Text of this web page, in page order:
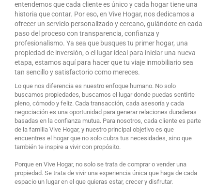
entendemos que cada cliente es único y cada hogar tiene una
historia que contar. Por eso, en Vive Hogar, nos dedicamos a
ofrecer un servicio personalizado y cercano, guiándote en cada
paso del proceso con transparencia, confianza y
profesionalismo. Ya sea que busques tu primer hogar, una
propiedad de inversión, o el lugar ideal para iniciar una nueva
etapa, estamos aquí para hacer que tu viaje inmobiliario sea
tan sencillo y satisfactorio como mereces.
Lo que nos diferencia es nuestro enfoque humano. No solo
buscamos propiedades, buscamos el lugar donde puedas sentirte
pleno, cómodo y feliz. Cada transacción, cada asesoría y cada
negociación es una oportunidad para generar relaciones duraderas
basadas en la confianza mutua. Para nosotros, cada cliente es parte
de la familia Vive Hogar, y nuestro principal objetivo es que
encuentres el hogar que no solo cubra tus necesidades, sino que
también te inspire a vivir con propósito.
Porque en Vive Hogar, no solo se trata de comprar o vender una
propiedad. Se trata de vivir una experiencia única que haga de cada
espacio un lugar en el que quieras estar, crecer y disfrutar.